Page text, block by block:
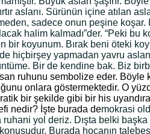
aslanı. Sürünün içine atılan
sadece onun peşine koşar.
halim kalmadı”der. “Peki bu
koyunum. Bırak beni öteki
hiçbirşey yapmadan yavru
Bir de kendine bak. Biz
ruhunu sembolize eder.
onlara göstermektedir. O
bir şekilde gibi bir his
nedir? İşte burada demokrasi
yol deriz. Dışta belki
Burada hocanın